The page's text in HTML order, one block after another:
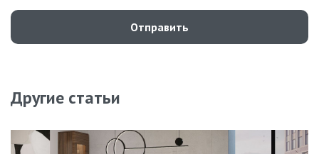
Отправить
Другие статьи